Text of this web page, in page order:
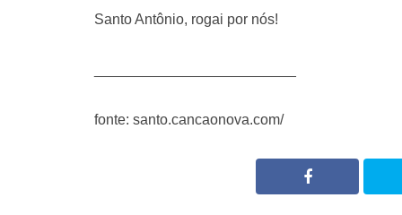
Santo Antônio, rogai por nós!
fonte: santo.cancaonova.com/